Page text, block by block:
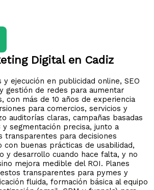
Digital en Cadiz
ejecución en publicidad online, SEO
gestión de redes para aumentar
con más de 10 años de experiencia
para comercios, servicios y
auditorías claras, campañas basadas
segmentación precisa, junto a
transparentes para decisiones
con buenas prácticas de usabilidad,
y desarrollo cuando hace falta, y no
mejora medible del ROI. Planes
transparentes para pymes y
fluida, formación básica al equipo